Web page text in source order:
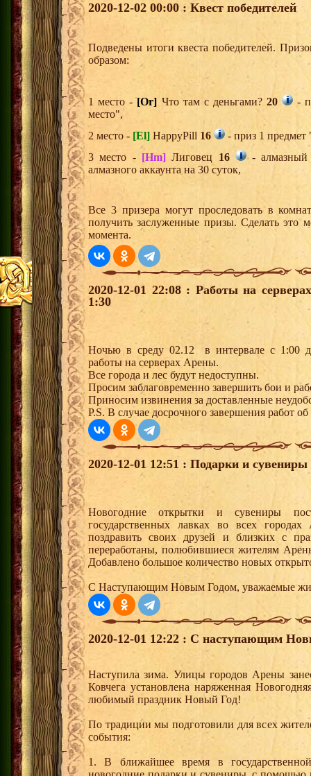
2020-12-02 00:00 : Квест победителей
Подведены итоги квеста победителей.
образом:
1 место -[Or] Что там с деньгами? 20
-
место",
2 место - [El] HappyPill 16
- приз 1 предмет
3 место - [Hm]Лиговец 16
- алмазный
алмазного аккаунта на 30 суток,
Все 3 призера могут проследовать в
получить заслуженные призы. Сделать это
момента.
2020-12-01 22:08 : Работы на
1:30
Ночью в среду 02.12 в интервале с 1:00
работы на серверах Арены.
Все города и лес будут недоступны.
Просим заблаговременно завершить бои и
Приносим извинения за доставленные
P.S. В случае досрочного завершения работ
2020-12-01 12:51 : Подарки и
Новогодние открытки и сувениры
государственных лавках во всех
поздравить своих друзей и близких с
переработаны, полюбившиеся жителям
Добавлено большое количество новых
С Наступающим Новым Годом, уважаемые
2020-12-01 12:22 : С наступающим
Наступила зима. Улицы городов Арены
Ковчега установлена наряженная
любимый праздник Новый Год!
По традиции мы подготовили для всех
события:
1. В ближайшее время в